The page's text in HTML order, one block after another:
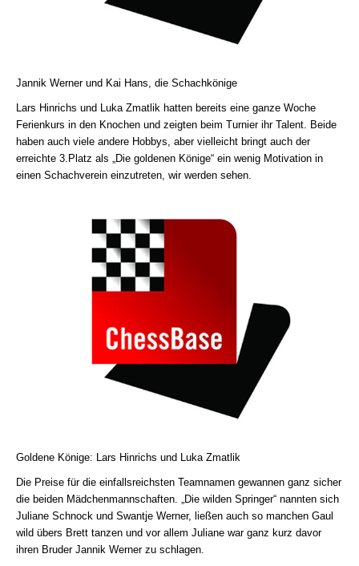
Jannik Werner und Kai Hans, die Schachkönige
Lars Hinrichs und Luka Zmatlik hatten bereits eine ganze Woche
Ferienkurs in den Knochen und zeigten beim Turnier ihr Talent. Beide
haben auch viele andere Hobbys, aber vielleicht bringt auch der
erreichte 3.Platz als „Die goldenen Könige“ ein wenig Motivation in
einen Schachverein einzutreten, wir werden sehen.
Goldene Könige: Lars Hinrichs und Luka Zmatlik
Die Preise für die einfallsreichsten Teamnamen gewannen ganz sicher
die beiden Mädchenmannschaften. „Die wilden Springer“ nannten sich
Juliane Schnock und Swantje Werner, ließen auch so manchen Gaul
wild übers Brett tanzen und vor allem Juliane war ganz kurz davor
ihren Bruder Jannik Werner zu schlagen.